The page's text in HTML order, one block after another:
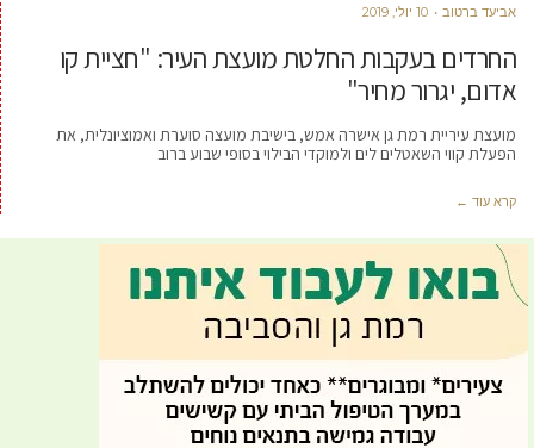
אביעד ברטוב 10 יולי, 2019
החרדים בעקבות החלטת מועצת העיר: "חציית קו
אדום, יגרור מחיר"
מועצת עיריית רמת גן אישרה אמש, בישיבת מועצה סוערת ואמוציונלית, את
הפעלת קווי השאטלים לים ולמוקדי הבילוי בסופי שבוע ברוב
קרא עוד ←